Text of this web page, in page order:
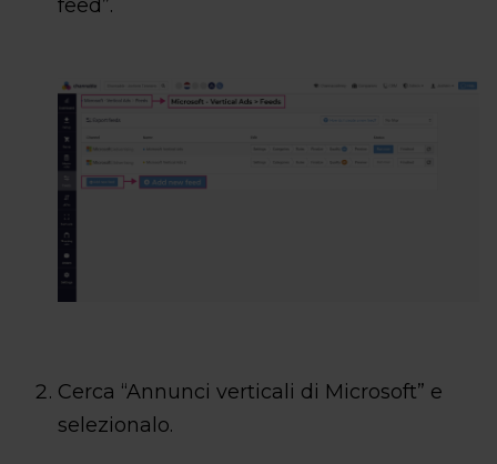
feed”.
Cerca “Annunci verticali di Microsoft” e
selezionalo.